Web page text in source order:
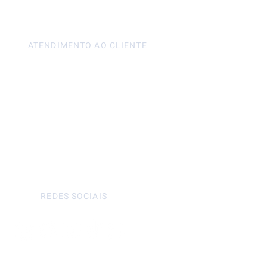
ATENDIMENTO AO CLIENTE
REDES SOCIAIS